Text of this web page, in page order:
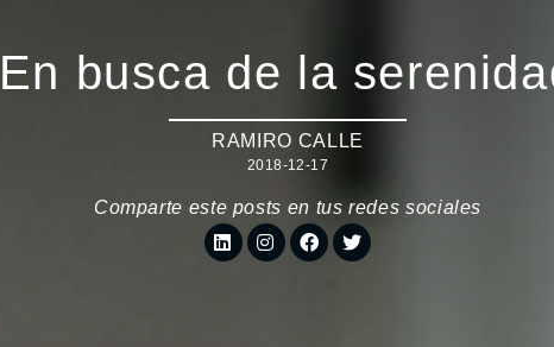
En busca de la
RAMIRO CALLE
2018-12-17
Comparte este posts en tus redes sociales